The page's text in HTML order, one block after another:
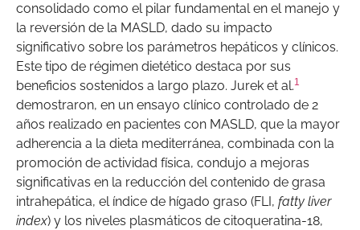
consolidado como el pilar fundamental en el manejo y
la reversión de la MASLD, dado su impacto
significativo sobre los parámetros hepáticos y clínicos.
Este tipo de régimen dietético destaca por sus
beneficios sostenidos a largo plazo. Jurek et al.1
demostraron, en un ensayo clínico controlado de 2
años realizado en pacientes con MASLD, que la mayor
adherencia a la dieta mediterránea, combinada con la
promoción de actividad física, condujo a mejoras
significativas en la reducción del contenido de grasa
intrahepática, el índice de hígado graso (FLI, fatty liver
index) y los niveles plasmáticos de citoqueratina-18,